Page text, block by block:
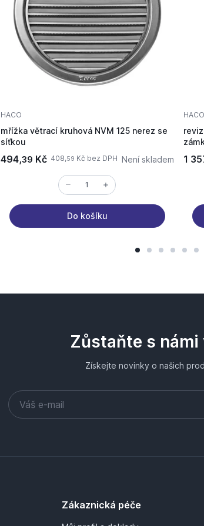
HACO
mřížka větrací kruhová NVM 125 nerez se
síťkou
494,39 Kč 408,59 Kč bez DPH Není skladem
Do košíku
HACO
1
Zůstaňte s
Získejte novinky o našich
Zákaznická péče